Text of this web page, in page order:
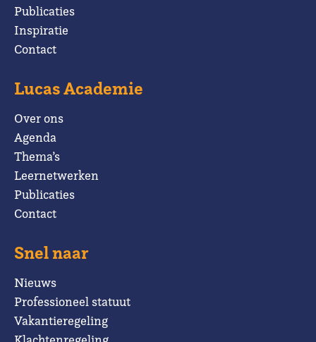
Publicaties
Inspiratie
Contact
Lucas Academie
Over ons
Agenda
Thema’s
Leernetwerken
Publicaties
Contact
Snel naar
Nieuws
Professioneel statuut
Vakantieregeling